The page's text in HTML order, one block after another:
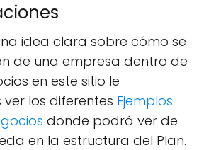
idea clara sobre cómo se
de una empresa dentro de
en este sitio le
los diferentes Ejemplos
donde podrá ver de
en la estructura del Plan.